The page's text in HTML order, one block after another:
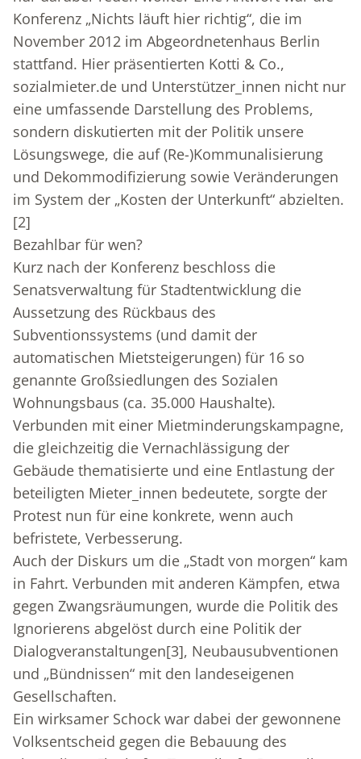
Konferenz „Nichts läuft hier richtig“, die im
November 2012 im Abgeordnetenhaus Berlin
stattfand. Hier präsentierten Kotti & Co.,
sozialmieter.de und Unterstützer_innen nicht nur
eine umfassende Darstellung des Problems,
sondern diskutierten mit der Politik unsere
Lösungswege, die auf (Re-)Kommunalisierung
und Dekommodifizierung sowie Veränderungen
im System der „Kosten der Unterkunft“ abzielten.
[2]
Bezahlbar für wen?
Kurz nach der Konferenz beschloss die
Senatsverwaltung für Stadtentwicklung die
Aussetzung des Rückbaus des
Subventionssystems (und damit der
automatischen Mietsteigerungen) für 16 so
genannte Großsiedlungen des Sozialen
Wohnungsbaus (ca. 35.000 Haushalte).
Verbunden mit einer Mietminderungskampagne,
die gleichzeitig die Vernachlässigung der
Gebäude thematisierte und eine Entlastung der
beteiligten Mieter_innen bedeutete, sorgte der
Protest nun für eine konkrete, wenn auch
befristete, Verbesserung.
Auch der Diskurs um die „Stadt von morgen“ kam
in Fahrt. Verbunden mit anderen Kämpfen, etwa
gegen Zwangsräumungen, wurde die Politik des
Ignorierens abgelöst durch eine Politik der
Dialogveranstaltungen[3], Neubausubventionen
und „Bündnissen“ mit den landeseigenen
Gesellschaften.
Ein wirksamer Schock war dabei der gewonnene
Volksentscheid gegen die Bebauung des